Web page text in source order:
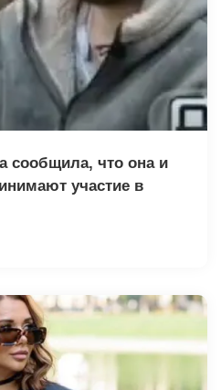
сообщила, что она и
участие в